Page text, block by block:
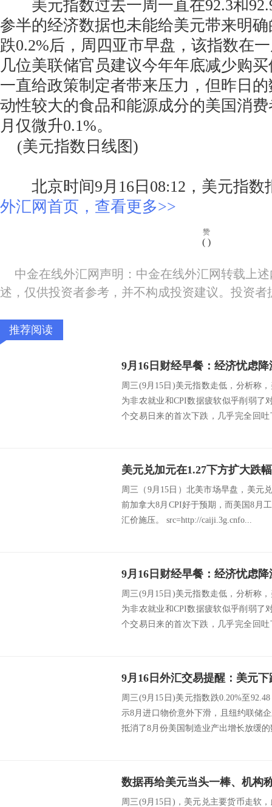
美元指数过去一周一直在92.3和
参半的经济数据也未能给美元带来明
跌0.2%后，周四亚市早盘，该指数在
几位美联储官员建议今年年底减少购
一直给政策制定者带来压力，但昨日
动性较大的食品和能源成分的美国消
月仅微升0.1%。
(美元指数日线图)
北京时间9月16日08:12，美元指数
外汇网首页，查看更多>>
赞
( )
中金在线外汇网声明：中金在线外汇网转载上
述，仅供投资者参考，并不构成投资建议。投资
推荐阅读
周三(9月15日)美元指数走低，分析称
为非农就业和CPI数据疲软似乎削弱了
个交易日来的首次下跌，几乎完全回
美元兑加元在1.27下方扩大跌
周三（9月15日）北美市场早盘，美元
前加拿大8月CPI好于预期，而美国8月
汇价施压。 src=http://caiji.3g.cnfo...
周三(9月15日)美元指数走低，分析称
为非农就业和CPI数据疲软似乎削弱了
个交易日来的首次下跌，几乎完全回
周三(9月15日)美元指数跌0.20%至
示8月进口物价意外下滑，且纽约联储
抵消了8月份美国制造业产出增长放缓
周三(9月15日)，美元兑主要货币走软